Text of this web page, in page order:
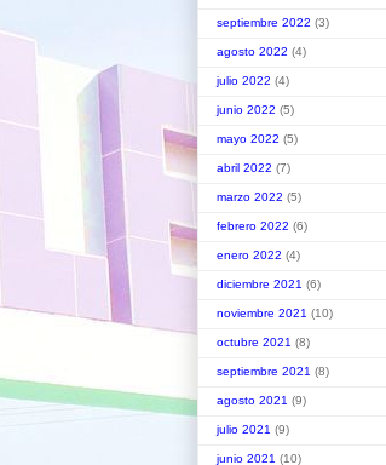
septiembre 2022 (3)
agosto 2022 (4)
julio 2022 (4)
junio 2022 (5)
mayo 2022 (5)
abril 2022 (7)
marzo 2022 (5)
febrero 2022 (6)
enero 2022 (4)
diciembre 2021 (6)
noviembre 2021 (10)
octubre 2021 (8)
septiembre 2021 (8)
agosto 2021 (9)
julio 2021 (9)
junio 2021 (10)